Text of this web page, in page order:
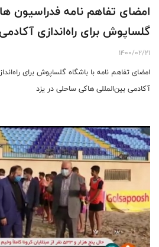
امضای تفاهم نامه فدراسیون
گلساپوش برای راه‌اندازی
1400/02/21
امضای تفاهم نامه با باشگاه گلساپوش برای
آکادمی بین‌المللی هاکی ساحلی در یزد